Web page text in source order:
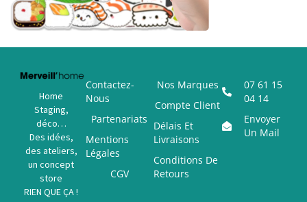
Home
Staging,
déco…
Des idées,
des ateliers,
un concept
store
RIEN QUE ÇA !
Contactez-
Nous
Partenariats
Mentions
Légales
CGV
Nos Marques
Compte Client
Délais Et
Livraisons
Conditions De
Retours
07 61 15
04 14
Envoyer
Un Mail